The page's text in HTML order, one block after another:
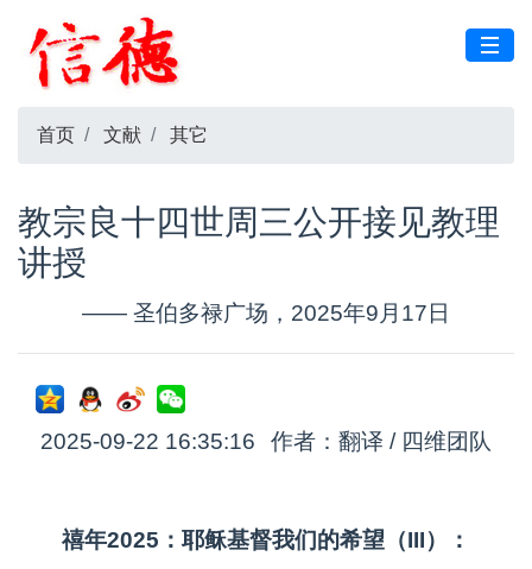
首页 文献 其它
教宗良十四世周三公开接见教理
讲授
—— 圣伯多禄广场，2025年9月17日
2025-09-22 16:35:16 作者：翻译 / 四维团队
禧年2025：耶稣基督我们的希望（III）：